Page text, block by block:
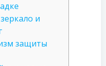
и
защиты